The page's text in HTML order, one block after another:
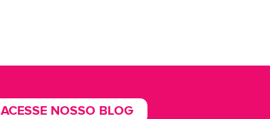
ACESSE NOSSO BLOG